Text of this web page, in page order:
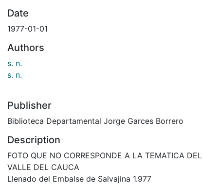
Date
1977-01-01
Authors
s. n.
s. n.
Publisher
Biblioteca Departamental Jorge Garces Borrero
Description
FOTO QUE NO CORRESPONDE A LA TEMATICA DEL
VALLE DEL CAUCA
Llenado del Embalse de Salvajina 1.977